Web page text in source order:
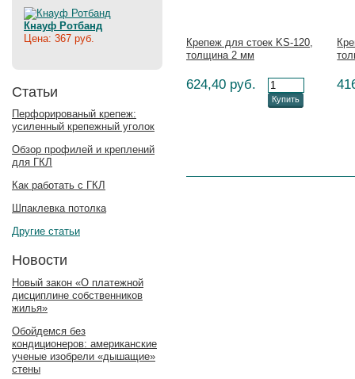
Крепеж для стоек KS-120,
толщина 2 мм
624,40 руб.
Купить
Кнауф Ротбанд
Цена: 367 руб.
Статьи
Перфорированый крепеж:
усиленный крепежный уголок
Обзор профилей и креплений
для ГКЛ
Как работать с ГКЛ
Шпаклевка потолка
Другие статьи
Новости
Новый закон «О платежной
дисциплине собственников
жилья»
Обойдемся без
кондиционеров: американские
ученые изобрели «дышащие»
стены